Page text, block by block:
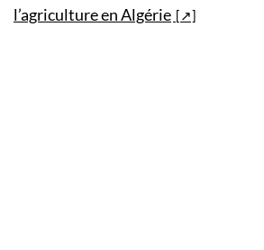
l’agriculture en Algérie